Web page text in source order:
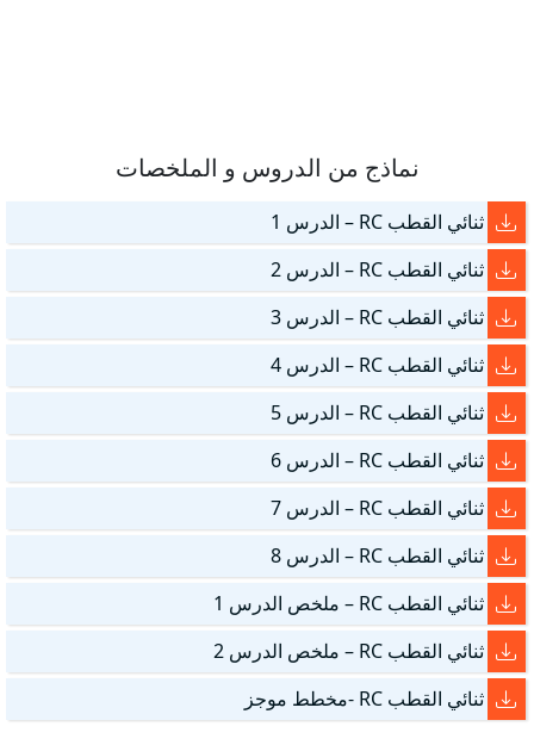
نماذج من الدروس و الملخصات
ثنائي القطب RC – الدرس 1
ثنائي القطب RC – الدرس 2
ثنائي القطب RC – الدرس 3
ثنائي القطب RC – الدرس 4
ثنائي القطب RC – الدرس 5
ثنائي القطب RC – الدرس 6
ثنائي القطب RC – الدرس 7
ثنائي القطب RC – الدرس 8
ثنائي القطب RC – ملخص الدرس 1
ثنائي القطب RC – ملخص الدرس 2
ثنائي القطب RC -مخطط موجز